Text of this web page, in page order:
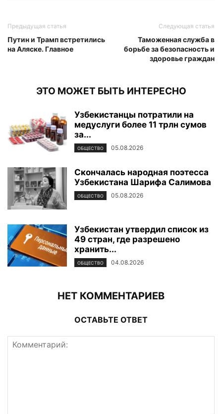
Предыдущая статья
Путин и Трамп встретились
на Аляске. Главное
Следующая статья
Таможенная служба в
борьбе за безопасность и
здоровье граждан
ЭТО МОЖЕТ БЫТЬ ИНТЕРЕСНО
Узбекистанцы потратили на
медуслуги более 11 трлн сумов
за...
ОБЩЕСТВО 05.08.2026
Скончалась народная поэтесса
Узбекистана Шарифа Салимова
ОБЩЕСТВО 05.08.2026
Узбекистан утвердил список из
49 стран, где разрешено
хранить...
ОБЩЕСТВО 04.08.2026
НЕТ КОММЕНТАРИЕВ
ОСТАВЬТЕ ОТВЕТ